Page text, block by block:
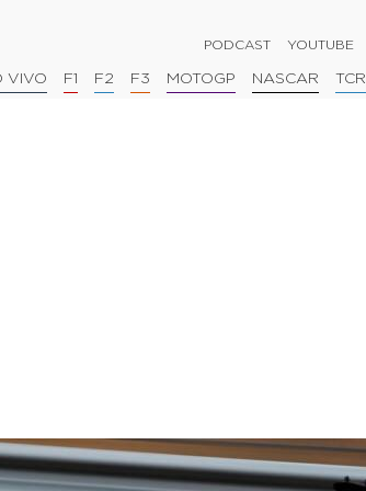
PODCAST YOUTUBE
VIVO F1 F2 F3 MOTOGP NASCAR TCR